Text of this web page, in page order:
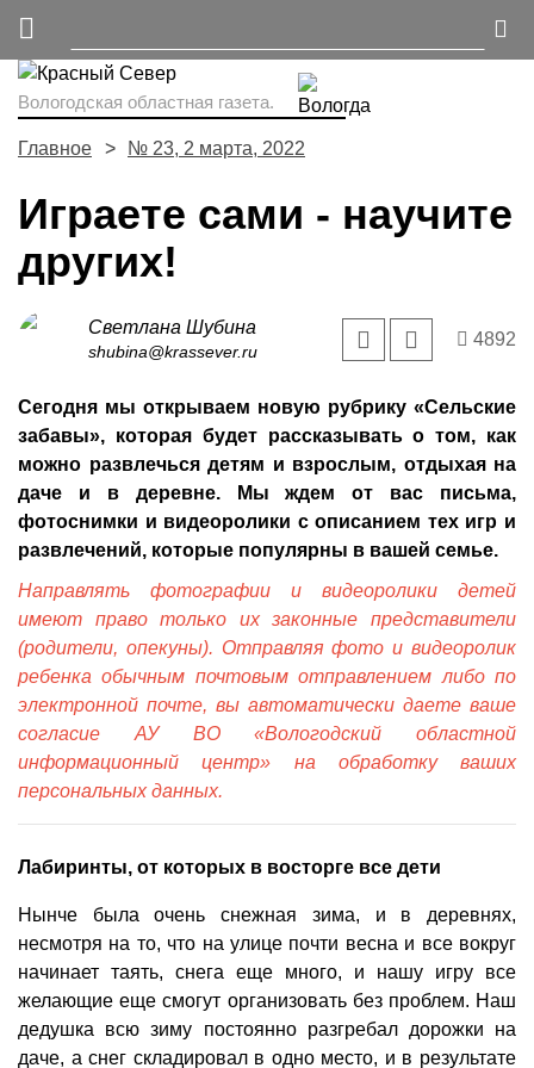
Вологодская областная газета.
Главное № 23, 2 марта, 2022
Играете сами - научите
других!
Светлана Шубина
shubina@krassever.ru
4892
Сегодня мы открываем новую рубрику «Сельские
забавы», которая будет рассказывать о том, как
можно развлечься детям и взрослым, отдыхая на
даче и в деревне. Мы ждем от вас письма,
фотоснимки и видеоролики с описанием тех игр и
развлечений, которые популярны в вашей семье.
Направлять фотографии и видеоролики детей
имеют право только их законные представители
(родители, опекуны). Отправляя фото и видеоролик
ребенка обычным почтовым отправлением либо по
электронной почте, вы автоматически даете ваше
согласие АУ ВО «Вологодский областной
информационный центр» на обработку ваших
персональных данных.
Лабиринты, от которых в восторге все дети
Нынче была очень снежная зима, и в деревнях,
несмотря на то, что на улице почти весна и все вокруг
начинает таять, снега еще много, и нашу игру все
желающие еще смогут организовать без проблем. Наш
дедушка всю зиму постоянно разгребал дорожки на
даче, а снег складировал в одно место, и в результате